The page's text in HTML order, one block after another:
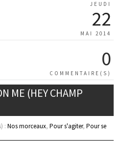
JEUDI
22
MAI 2014
0
COMMENTAIRE(S)
ME (HEY CHAMP
: Nos morceaux, Pour s'agiter, Pour se